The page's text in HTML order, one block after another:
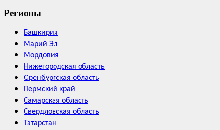
Регионы
Башкирия
Марий Эл
Мордовия
Нижегородская область
Оренбургская область
Пермский край
Самарская область
Свердловская область
Татарстан